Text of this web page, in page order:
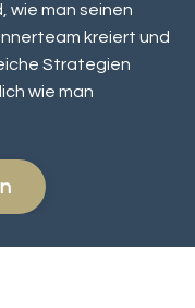
wie man seinen
kreiert und
Strategien
wie man